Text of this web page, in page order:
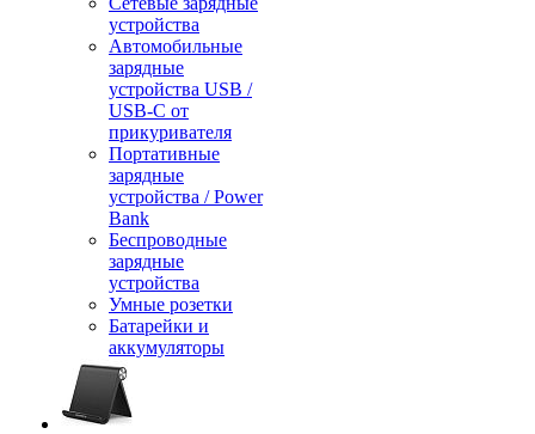
устройства
Автомобильные
зарядные
устройства USB /
USB-C от
прикуривателя
Портативные
зарядные
устройства / Power
Bank
Беспроводные
зарядные
устройства
Умные розетки
Батарейки и
аккумуляторы